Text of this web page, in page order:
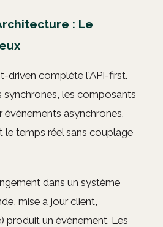
: Le
driven complète l'API-first.
synchrones, les composants
asynchrones.
le temps réel sans couplage
dans un système
mise à jour client,
produit un événement. Les